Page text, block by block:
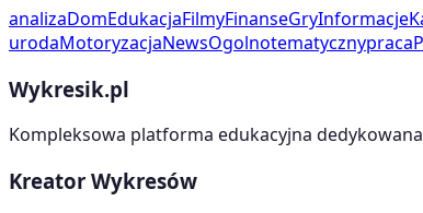
analizaDomEdukacjaFilmyFinanseGryInformacje
urodaMotoryzacjaNewsOgolnotematycznypraca
Wykresik.pl
Kompleksowa platforma edukacyjna
Kreator Wykresów